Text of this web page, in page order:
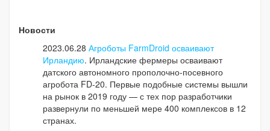
Новости
2023.06.28 Агроботы FarmDroid осваивают
Ирландию. Ирландские фермеры осваивают
датского автономного прополочно-посевного
агробота FD-20. Первые подобные системы вышли
на рынок в 2019 году — с тех пор разработчики
развернули по меньшей мере 400 комплексов в 12
странах.